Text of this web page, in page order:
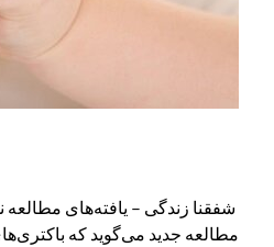
شفقنا زندگی – یافته‌های
مطالعه جدید می‌گوید که